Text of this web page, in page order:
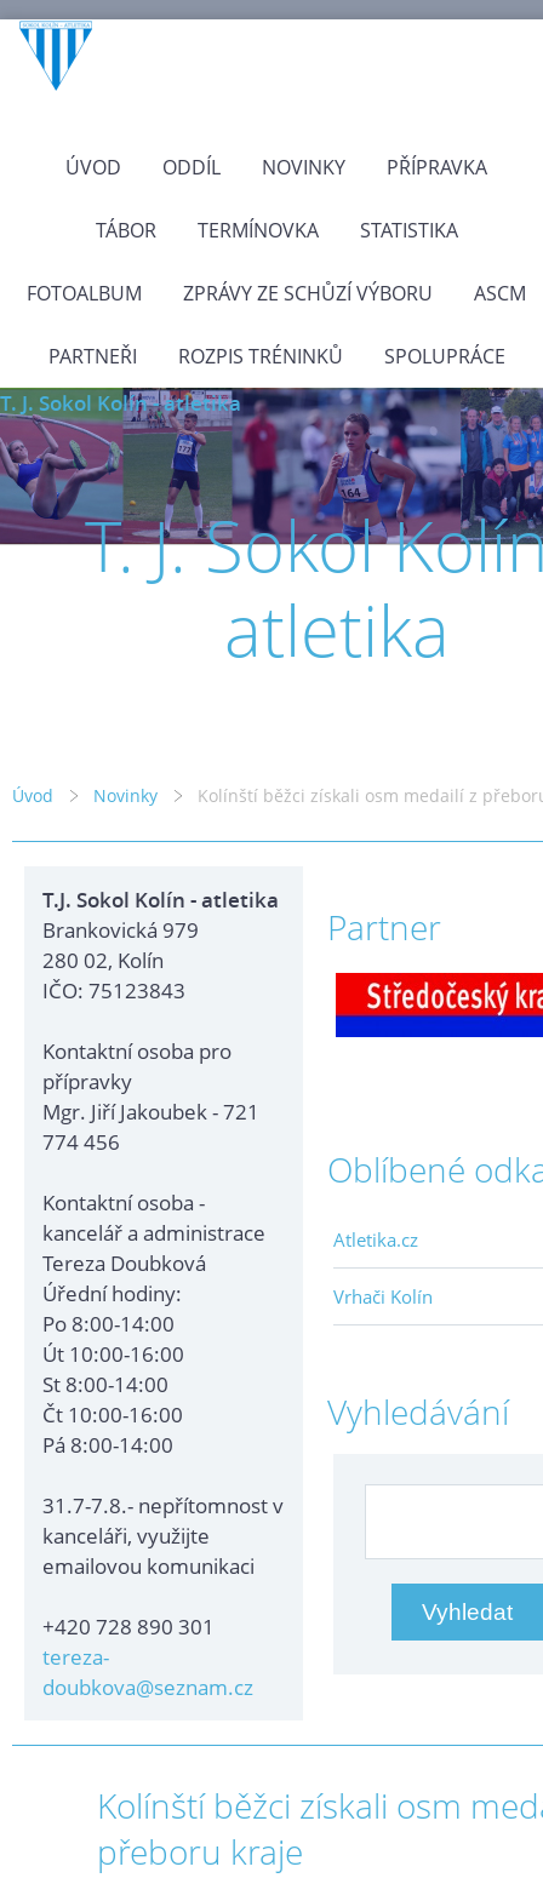
ÚVOD ODDÍL NOVINKY PŘÍPRAVKA
TÁBOR TERMÍNOVKA STATISTIKA
FOTOALBUM ZPRÁVY ZE SCHŮZÍ VÝBORU ASCM
PARTNEŘI ROZPIS TRÉNINKŮ SPOLUPRÁCE
T. J. Sokol Kolín - atletika
T. J. Sokol
atletika
Úvod Novinky Kolínští běžci získali osm medailí z
T.J. Sokol Kolín - atletika
Brankovická 979
280 02, Kolín
IČO: 75123843
Kontaktní osoba pro
přípravky
Mgr. Jiří Jakoubek - 721
774 456
Kontaktní osoba -
kancelář a administrace
Tereza Doubková
Úřední hodiny:
Po 8:00-14:00
Út 10:00-16:00
St 8:00-14:00
Čt 10:00-16:00
Pá 8:00-14:00
31.7-7.8.- nepřítomnost v
kanceláři, využijte
emailovou komunikaci
+420 728 890 301
tereza-
doubkova@seznam.cz
Partner
Oblíbené
Atletika.cz
Vrhači Kolín
Vyhledávání
Kolínští běžci získali osm
přeboru kraje